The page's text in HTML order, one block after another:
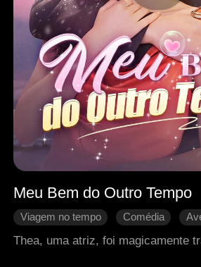
Meu Bem do Outro Tempo
Viagem no tempo Comédia